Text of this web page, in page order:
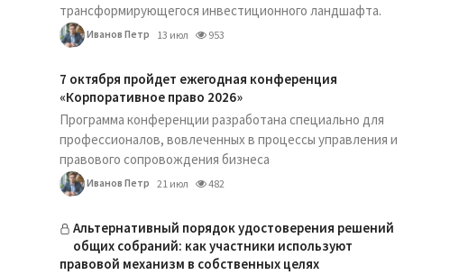
трансформирующегося инвестиционного ландшафта.
Иванов Петр 13 июл 953
7 октября пройдет ежегодная конференция
«Корпоративное право 2026»
Программа конференции разработана специально для
профессионалов, вовлеченных в процессы управления и
правового сопровождения бизнеса
Иванов Петр 21 июл 482
Альтернативный порядок удостоверения решений
общих собраний: как участники используют
правовой механизм в собственных целях